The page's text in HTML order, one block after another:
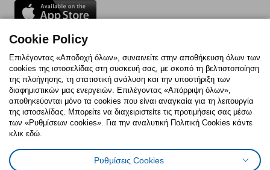
Follow us:
FacebookInstagram
TikTokYoutubePinterestTwitter
Πολιτική CookiesΔήλωση ψηφιακής προσβασιμότητας
Ρυθμίσεις cookiesΌροι Χρήσης
Cookie Policy
Επιλέγοντας «Αποδοχή όλων», συναινείτε στην αποθήκευση όλων των
cookies της ιστοσελίδας στη συσκευή σας, με σκοπό τη βελτιστοποίηση
της πλοήγησης, τη στατιστική ανάλυση και την υποστήριξη των
διαφημιστικών μας ενεργειών. Επιλέγοντας «Απόρριψη όλων»,
αποθηκεύονται μόνο τα cookies που είναι αναγκαία για τη λειτουργία
της ιστοσελίδας. Μπορείτε να διαχειριστείτε τις προτιμήσεις σας μέσω
των «Ρυθμίσεων cookies». Για την αναλυτική Πολιτική Cookies κάντε
κλικ εδώ.
Ρυθμίσεις Cookies